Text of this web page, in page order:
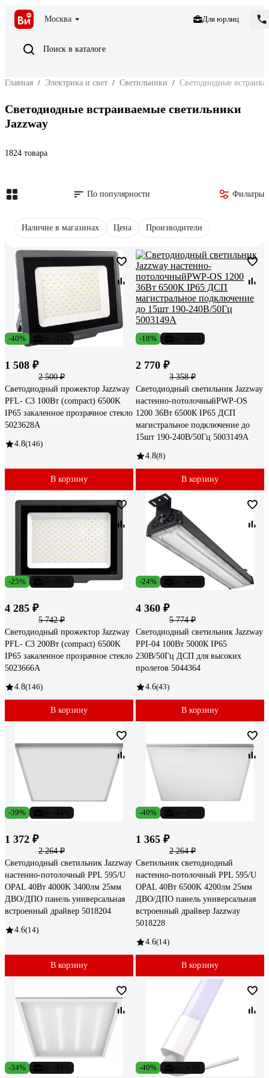
Москва Для юрлиц
Поиск в каталоге
Главная / Электрика и свет / Светильники / Светодиодные
Светодиодные встраиваемые светильники
Jazzway
1824 товара
По популярности Фильтры
Наличие в магазинах Цена Производители
-40%
1 508 ₽
2 500 ₽
Светодиодный прожектор Jazzway
PFL- C3 100Вт (compact) 6500K
IP65 закаленное прозрачное стекло
5023628A
4.8(146)
В корзину
-18%
2 770 ₽
3 358 ₽
Светодиодный светильник Jazzway
настенно-потолочныйPWP-OS
1200 36Вт 6500К IP65 ДСП
магистральное подключение до
15шт 190-240В/50Гц 5003149A
4.8(8)
В корзину
-25%
4 285 ₽
5 742 ₽
Светодиодный прожектор Jazzway
PFL- C3 200Вт (compact) 6500K
IP65 закаленное прозрачное стекло
5023666A
4.8(146)
В корзину
-24%
4 360 ₽
5 774 ₽
Светодиодный светильник Jazzway
PPI-04 100Вт 5000К IP65
230В/50Гц ДСП для высоких
пролетов 5044364
4.6(43)
В корзину
-39%
1 372 ₽
2 264 ₽
Светодиодный светильник Jazzway
настенно-потолочный PPL 595/U
OPAL 40Вт 4000K 3400лм 25мм
ДВО/ДПО панель универсальная
встроенный драйвер 5018204
4.6(14)
В корзину
-40%
1 365 ₽
2 264 ₽
Светильник светодиодный
настенно-потолочный PPL 595/U
OPAL 40Вт 6500K 4200лм 25мм
ДВО/ДПО панель универсальная
встроенный драйвер Jazzway
5018228
4.6(14)
В корзину
-34% -40%